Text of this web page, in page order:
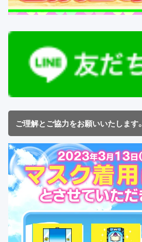
ご理解とご協力をお願いいたします。